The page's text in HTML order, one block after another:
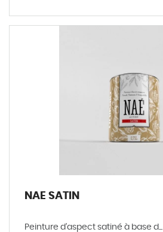
NAE SATIN
Peinture d'aspect satiné à base d...